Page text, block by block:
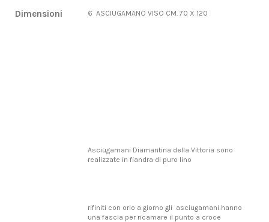
Dimensioni 6 ASCIUGAMANO VISO CM. 70 X 120
Asciugamani Diamantina della Vittoria sono
realizzate in fiandra di puro lino
rifiniti con orlo a giorno gli asciugamani hanno
una fascia per ricamare il punto a croce